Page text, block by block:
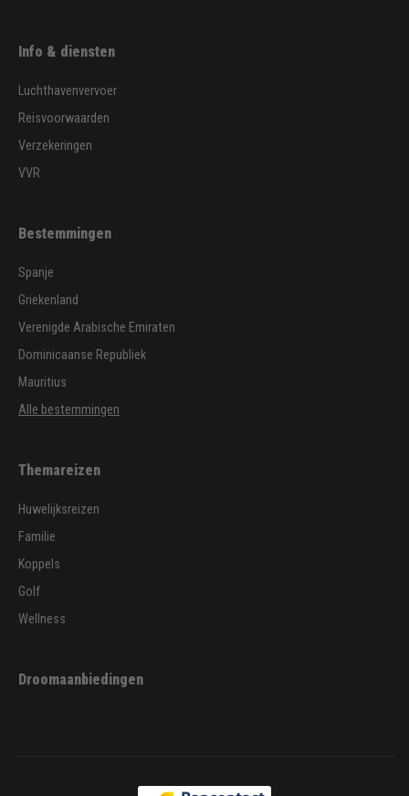
Info & diensten
Luchthavenvervoer
Reisvoorwaarden
Verzekeringen
VVR
Bestemmingen
Spanje
Griekenland
Verenigde Arabische Emiraten
Dominicaanse Republiek
Mauritius
Alle bestemmingen
Themareizen
Huwelijksreizen
Familie
Koppels
Golf
Wellness
Droomaanbiedingen